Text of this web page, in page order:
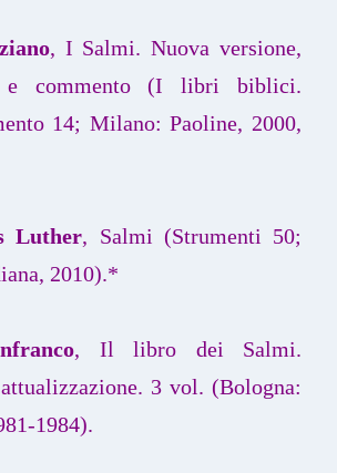
, I Salmi. Nuova versione,
e commento (I libri biblici.
14; Milano: Paoline, 2000,
Luther, Salmi (Strumenti 50;
2010).*
, Il libro dei Salmi.
3 vol. (Bologna:
1984).